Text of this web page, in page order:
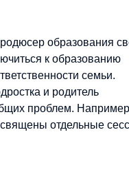
образования
к образованию
семьи.
и родитель
проблем.
отдельные